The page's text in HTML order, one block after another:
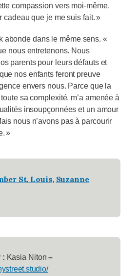
compassion vers moi-même.
cadeau que je me suis fait. »
abonde dans le même sens. «
nous entretenons. Nous
parents pour leurs défauts et
nos enfants feront preuve
envers nous. Parce que la
sa complexité, m’a amenée à
insoupçonnées et un amour
nous n’avons pas à parcourir
»
St. Louis, Suzanne
: Kasia Niton –